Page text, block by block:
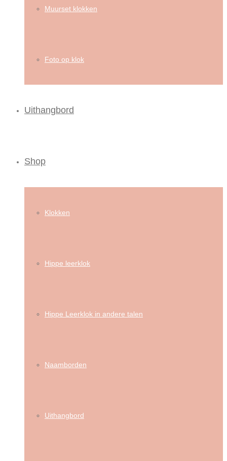
Muurset klokken
Foto op klok
Uithangbord
Shop
Klokken
Hippe leerklok
Hippe Leerklok in andere talen
Naamborden
Uithangbord